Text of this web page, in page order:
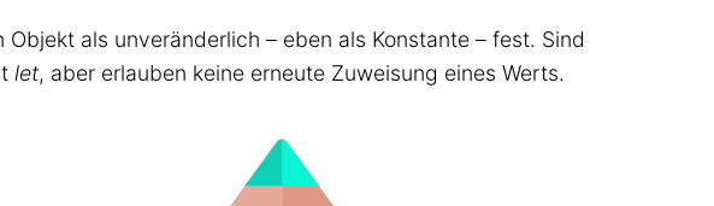
als unveränderlich – eben als Konstante – fest. Sind
let, aber erlauben keine erneute Zuweisung eines Werts.